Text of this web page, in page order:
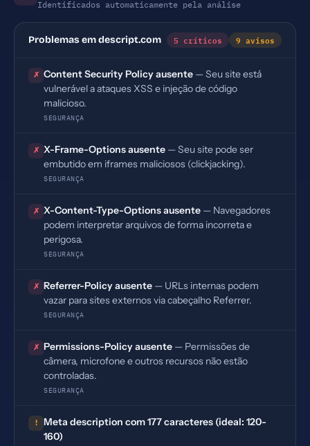
Identificados automaticamente pela análise
Problemas em descript.com 5 críticos 9 avisos
✗ Content Security Policy ausente — Seu site está
vulnerável a ataques XSS e injeção de código
malicioso.
SEGURANÇA
✗ X-Frame-Options ausente — Seu site pode ser
embutido em iframes maliciosos (clickjacking).
SEGURANÇA
✗ X-Content-Type-Options ausente — Navegadores
podem interpretar arquivos de forma incorreta e
perigosa.
SEGURANÇA
✗ Referrer-Policy ausente — URLs internas podem
vazar para sites externos via cabeçalho Referrer.
SEGURANÇA
✗ Permissions-Policy ausente — Permissões de
câmera, microfone e outros recursos não estão
controladas.
SEGURANÇA
!
Meta description com 177 caracteres (ideal: 120-
160)